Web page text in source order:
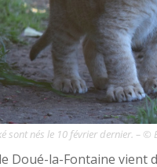
sont nés le 10 février dernier. – ©
Doué-la-Fontaine vient